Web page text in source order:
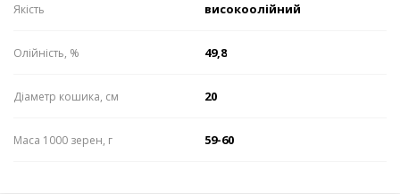
Якість високоолійний
Олійність, % 49,8
Діаметр кошика, см 20
Маса 1000 зерен, г 59-60